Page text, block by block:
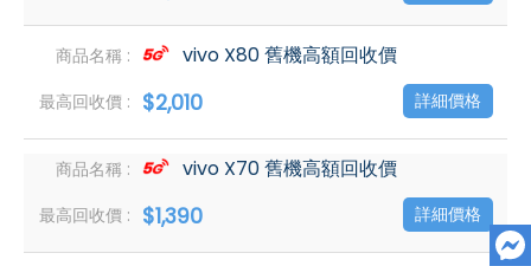
vivo X80 舊機高額回收價
$2,010 詳細價格
vivo X70 舊機高額回收價
$1,390 詳細價格